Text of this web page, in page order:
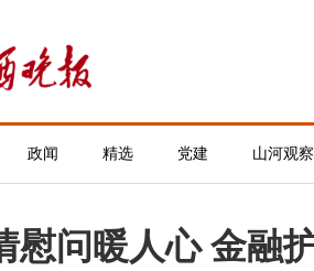
政闻 精选 党建 山河观察
慰问暖人心 金